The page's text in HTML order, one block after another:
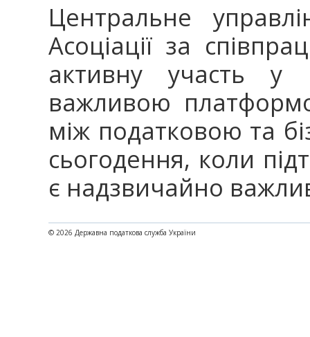
Центральне
Асоціації за
активну участь у
важливою
між податковою та
сьогодення, коли
є надзвичайно
© 2026 Державна податкова служба України